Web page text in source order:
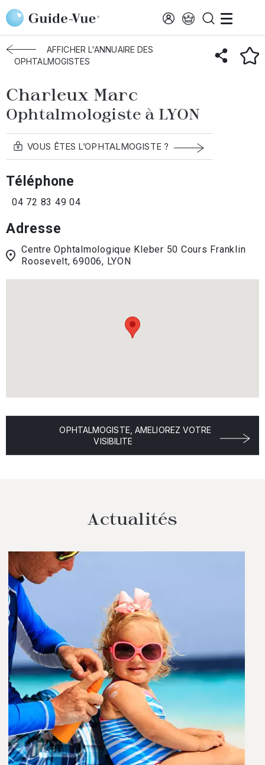
Aller au contenu principal
Accueil Annuaire des ophtalmologistes Lyon Charleux Marc
AFFICHER L'ANNUAIRE DES
OPHTALMOGISTES
Charleux Marc
Ophtalmologiste à LYON
VOUS ÊTES L’OPHTALMOGISTE ?
Téléphone
04 72 83 49 04
Adresse
Centre Ophtalmologique Kleber 50 Cours Franklin
Roosevelt, 69006, LYON
OPHTALMOGISTE, AMELIOREZ VOTRE
VISIBILITE
Actualités